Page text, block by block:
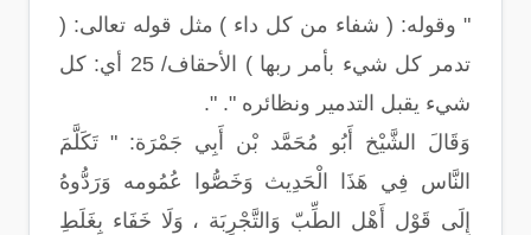
" وقوله: ( شفاء من كل داء ) مثل قوله تعالى: (
تدمر كل شيء بأمر ربها ) الأحقاف/ 25 أي: كل
شيء يقبل التدمير ونظائره ". ".
وَقَالَ الشَّيْخ أَبُو مُحَمَّد بْن أَبِي جَمْرَة: " تَكَلَّمَ
النَّاس فِي هَذَا الْحَدِيث وَخَصُّوا عُمُومه وَرَدُّوهُ
إِلَى قَوْل أَهْل الطِّبّ وَالتَّجْرِبَة ، وَلَا خَفَاء بِغَلَطِ